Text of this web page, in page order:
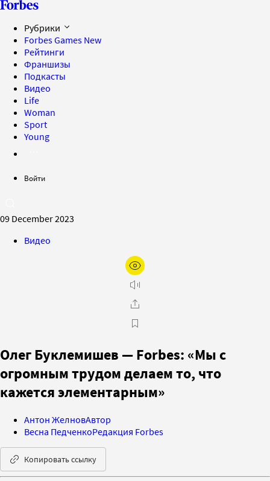
Рубрики
Forbes Games New
Рейтинги
Франшизы
Подкасты
Видео
Life
Woman
Sport
Young
Войти
09 December 2023
Видео
Олег Буклемишев — Forbes: «Мы с
огромным трудом делаем то, что
кажется элементарным»
Антон ЖелновАвтор
Весна ПедченкоРедакция Forbes
Копировать ссылку